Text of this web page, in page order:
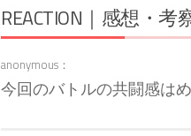
REACTION｜感想・考
anonymous：
今回のバトルの共闘感は